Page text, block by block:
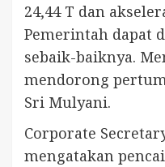
24,44 T dan
Pemerintah dapat
sebaik-baiknya.
mendorong
Sri Mulyani.
Corporate
mengatakan